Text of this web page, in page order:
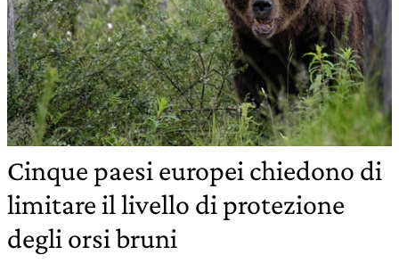
Cinque paesi europei chiedono di
limitare il livello di protezione
degli orsi bruni